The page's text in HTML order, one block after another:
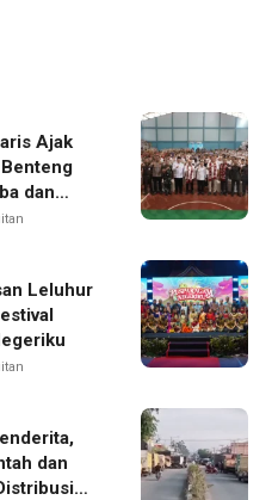
Ajak
dan
Leluhur
dan